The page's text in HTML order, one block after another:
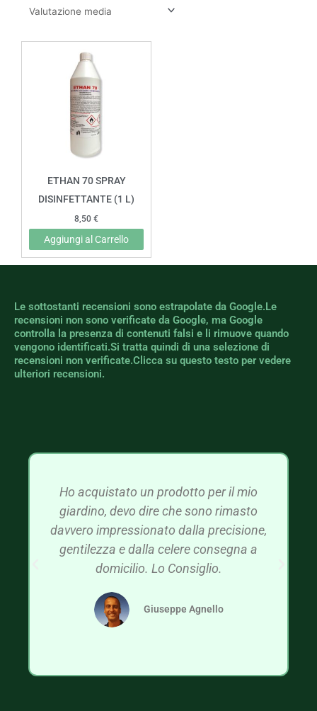
ETHAN 70 SPRAY
DISINFETTANTE (1 L)
8,50 €
Aggiungi al Carrello
Le sottostanti recensioni sono estrapolate da Google.Le
recensioni non sono verificate da Google, ma Google
controlla la presenza di contenuti falsi e li rimuove quando
vengono identificati.Si tratta quindi di una selezione di
recensioni non verificate.Clicca su questo testo per vedere
ulteriori recensioni.
Ho acquistato un prodotto per il mio
giardino, devo dire che sono rimasto
davvero impressionato dalla precisione,
gentilezza e dalla celere consegna a
domicilio. Lo Consiglio.
Giuseppe Agnello